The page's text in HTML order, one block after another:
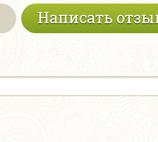
Написать